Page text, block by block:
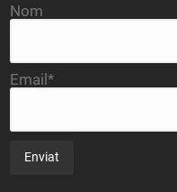
Nom
Email*